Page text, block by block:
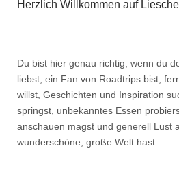
Herzlich Willkommen auf
Du bist hier genau richtig, wenn du
liebst, ein Fan von Roadtrips bist,
willst, Geschichten und Inspiration
springst, unbekanntes Essen
anschauen magst und generell Lust
wunderschöne, große Welt hast.